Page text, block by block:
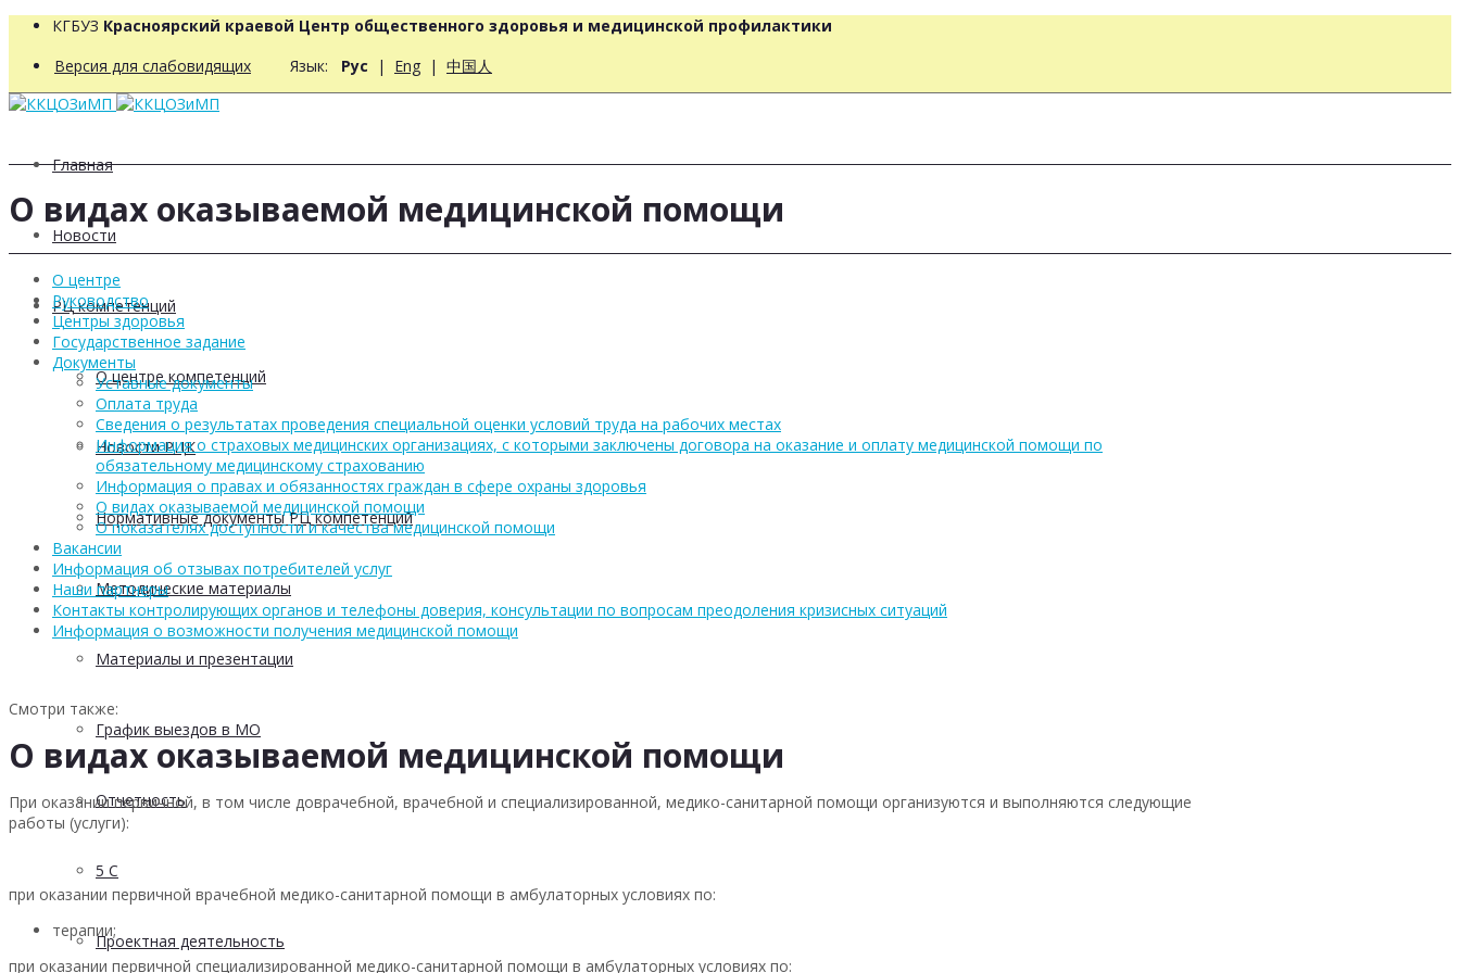
КГБУЗ Красноярский краевой Центр общественного здоровья и медицинской профилактики
Версия для слабовидящих Язык: Рус | Eng | 中国人
Главная
Новости
РЦ компетенций
О центре компетенций
Новости РЦК
Нормативные документы РЦ компетенций
Методические материалы
Материалы и презентации
График выездов в МО
Отчетность
5 С
Проектная деятельность
О видах оказываемой медицинской помощи
О центре
Руководство
Центры здоровья
Государственное задание
Документы
Уставные документы
Оплата труда
Сведения о результатах проведения специальной оценки условий труда на рабочих местах
Информация о страховых медицинских организациях, с которыми заключены договора на оказание и оплату медицинской помощи по
обязательному медицинскому страхованию
Информация о правах и обязанностях граждан в сфере охраны здоровья
О видах оказываемой медицинской помощи
О показателях доступности и качества медицинской помощи
Вакансии
Информация об отзывах потребителей услуг
Наши партнеры
Контакты контролирующих органов и телефоны доверия, консультации по вопросам преодоления кризисных ситуаций
Информация о возможности получения медицинской помощи
Смотри также:
О видах оказываемой медицинской помощи
При оказании первичной, в том числе доврачебной, врачебной и специализированной, медико-санитарной помощи организуются и выполняются следующие
работы (услуги):
при оказании первичной врачебной медико-санитарной помощи в амбулаторных условиях по:
терапии;
при оказании первичной специализированной медико-санитарной помощи в амбулаторных условиях по: